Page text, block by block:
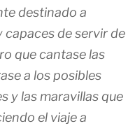
destinado a
capaces de servir de
que cantase las
a los posibles
y las maravillas que
el viaje a